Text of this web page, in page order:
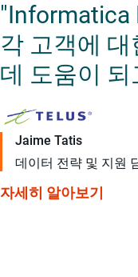
"Informatica
각 고객에
데 도움이
Jaime Tatis
데이터 전략 및 지원
자세히 알아보기